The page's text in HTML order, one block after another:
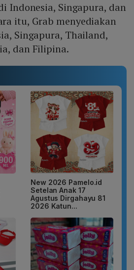
Indonesia, Singapura, dan
itu, Grab menyediakan
Singapura, Thailand,
dan Filipina.
New 2026 Pamelo.id
Setelan Anak 17
Agustus Dirgahayu 81
2026 Katun...